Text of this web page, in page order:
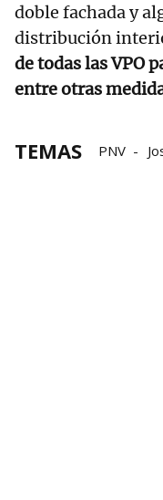
doble fachada y
distribución
de todas las VPO
entre otras
TEMAS PNV